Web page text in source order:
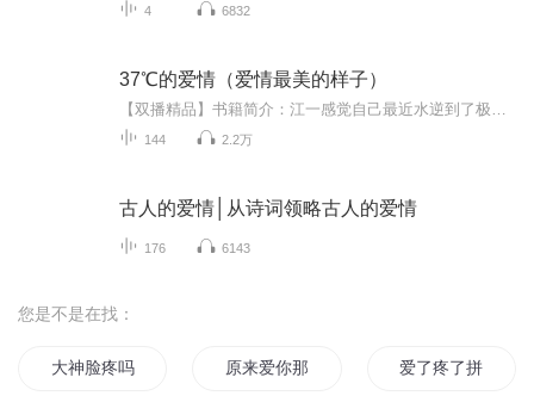
4 6832
37℃的爱情（爱情最美的样子）
144 2.2万
古人的爱情│从诗词领略古人的爱情
176 6143
您是不是在找：
大神脸疼吗 原来爱你那么疼 爱了疼了拼了好了